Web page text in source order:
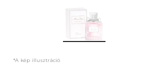
*A kép illusztráció